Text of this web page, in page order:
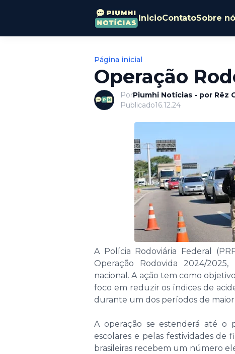
InicioContatoSobre
Página inicial
Operação
PorPiumhi Notícias - por Rêz
Publicado16.12.24
A Polícia Rodoviária Federal
Operação Rodovida 2024/
nacional. A ação tem como
foco em reduzir os índices de
durante um dos períodos de
A operação se estenderá até o
escolares e pelas festividades de
brasileiras recebem um número